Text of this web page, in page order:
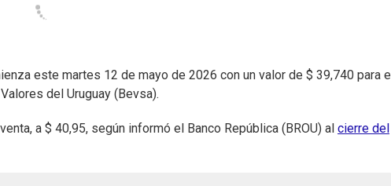
este martes 12 de mayo de 2026 con un valor de $ 39,740 para el
del Uruguay (Bevsa).
a $ 40,95, según informó el Banco República (BROU) al cierre del